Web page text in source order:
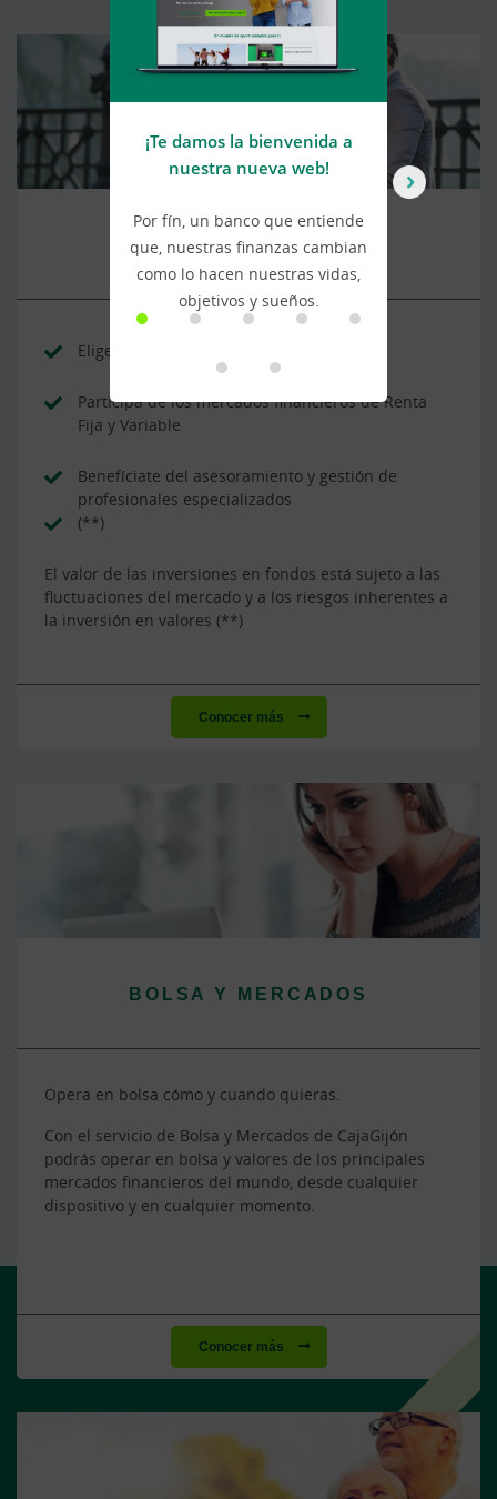
FONDOS DE INVERSIÓN
Elige un plan de inversión a tu medida
Participa de los mercados financieros de Renta
Fija y Variable
Benefíciate del asesoramiento y gestión de
profesionales especializados
(**)
El valor de las inversiones en fondos está sujeto a las
fluctuaciones del mercado y a los riesgos inherentes a
la inversión en valores (**)
Conocer más
BOLSA Y MERCADOS
Opera en bolsa cómo y cuando quieras.
Con el servicio de Bolsa y Mercados de CajaGijón
podrás operar en bolsa y valores de los principales
mercados financieros del mundo, desde cualquier
dispositivo y en cualquier momento.
Conocer más
¡Te damos la bienvenida a
nuestra nueva web!
Por fín, un banco que entiende
que, nuestras finanzas cambian
como lo hacen nuestras vidas,
objetivos y sueños.